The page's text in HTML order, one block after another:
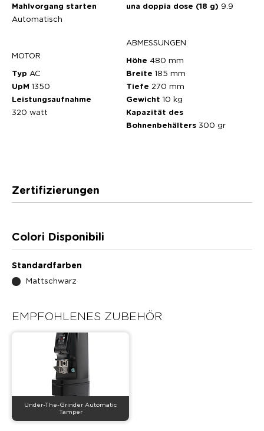
Mahlvorgang starten
Automatisch
MOTOR
Typ AC
UpM 1350
Leistungsaufnahme
320 watt
una doppia dose (18 g) 9.9
ABMESSUNGEN
Höhe 480 mm
Breite 185 mm
Tiefe 270 mm
Gewicht 10 kg
Kapazität des
Bohnenbehälters 300 gr
Zertifizierungen
Colori Disponibili
Standardfarben
Mattschwarz
EMPFOHLENES ZUBEHÖR
Under-The-Grinder Automatic
Tamper